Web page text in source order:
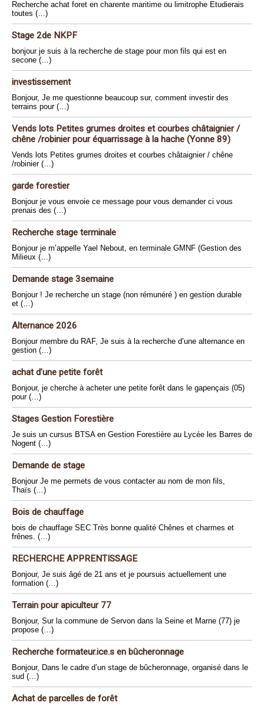
Recherche achat foret en charente maritime ou limitrophe Etudierais
toutes (…)
Stage 2de NKPF
bonjour je suis à la recherche de stage pour mon fils qui est en
secone (…)
investissement
Bonjour, Je me questionne beaucoup sur, comment investir des
terrains pour (…)
Vends lots Petites grumes droites et courbes châtaignier /
chêne /robinier pour équarrissage à la hache (Yonne 89)
Vends lots Petites grumes droites et courbes châtaignier / chêne
/robinier (…)
garde forestier
Bonjour je vous envoie ce message pour vous demander ci vous
prenais des (…)
Recherche stage terminale
Bonjour je m’appelle Yael Nebout, en terminale GMNF (Gestion des
Milieux (…)
Demande stage 3semaine
Bonjour ! Je recherche un stage (non rémunéré ) en gestion durable
et (…)
Alternance 2026
Bonjour membre du RAF, Je suis à la recherche d’une alternance en
gestion (…)
achat d’une petite forêt
Bonjour, je cherche à acheter une petite forêt dans le gapençais (05)
pour (…)
Stages Gestion Forestière
Je suis un cursus BTSA en Gestion Forestière au Lycée les Barres de
Nogent (…)
Demande de stage
Bonjour Je me permets de vous contacter au nom de mon fils,
Thaïs (…)
Bois de chauffage
bois de chauffage SEC Très bonne qualité Chênes et charmes et
frênes. (…)
RECHERCHE APPRENTISSAGE
Bonjour, Je suis âgé de 21 ans et je poursuis actuellement une
formation (…)
Terrain pour apiculteur 77
Bonjour, Sur la commune de Servon dans la Seine et Marne (77) je
propose (…)
Recherche formateur.ice.s en bûcheronnage
Bonjour, Dans le cadre d’un stage de bûcheronnage, organisé dans le
sud (…)
Achat de parcelles de forêt